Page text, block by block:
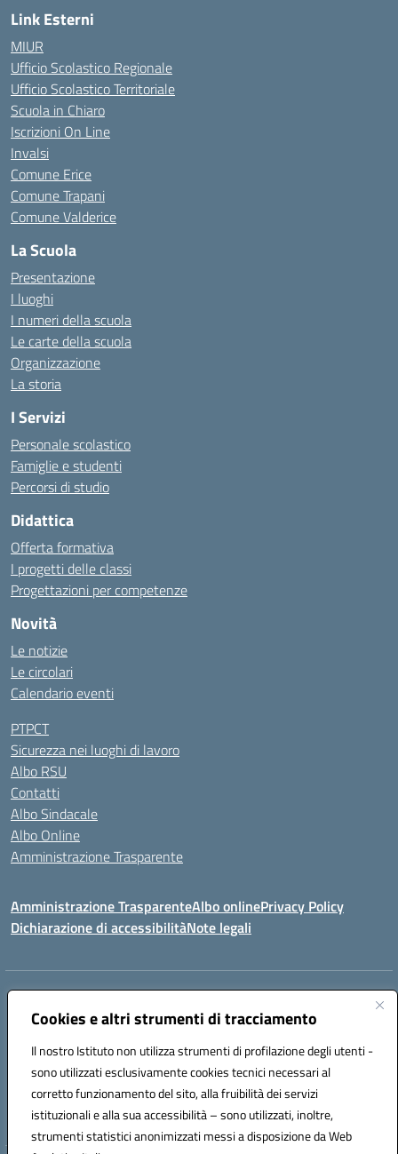
Cookies e altri strumenti di tracciamento
Il nostro Istituto non utilizza strumenti di profilazione degli utenti -
sono utilizzati esclusivamente cookies tecnici necessari al
corretto funzionamento del sito, alla fruibilità dei servizi
istituzionali e alla sua accessibilità – sono utilizzati, inoltre,
strumenti statistici anonimizzati messi a disposizione da Web
Link Esterni
MIUR
Ufficio Scolastico Regionale
Ufficio Scolastico Territoriale
Scuola in Chiaro
Iscrizioni On Line
Invalsi
Comune Erice
Comune Trapani
Comune Valderice
La Scuola
Presentazione
I luoghi
I numeri della scuola
Le carte della scuola
Organizzazione
La storia
I Servizi
Personale scolastico
Famiglie e studenti
Percorsi di studio
Didattica
Offerta formativa
I progetti delle classi
Progettazioni per competenze
Novità
Le notizie
Le circolari
Calendario eventi
PTPCT
Sicurezza nei luoghi di lavoro
Albo RSU
Contatti
Albo Sindacale
Albo Online
Amministrazione Trasparente
Amministrazione TrasparenteAlbo onlinePrivacy Policy
Dichiarazione di accessibilitàNote legali
Centralino:
Posta elettronica certificata (PEC):tpis02200a@pec.istruzione.it
Codice fiscale: 93066580817
Codice meccanografico:TPIS02200A
VIA CESARÒ, 36 - 91016 ERICE - CASA SANTA (TP)
Telefono: 0923569559